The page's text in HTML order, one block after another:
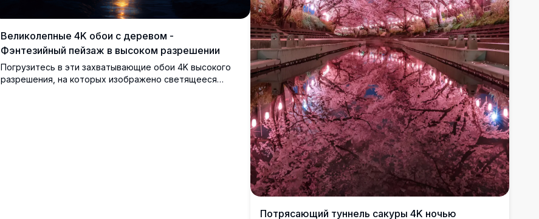
Великолепные 4K обои с деревом -
Фэнтезийный пейзаж в высоком разрешении
Погрузитесь в эти захватывающие обои 4K высокого
разрешения, на которых изображено светящееся
Потрясающий туннель сакуры 4K ночью